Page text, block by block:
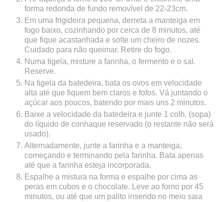
forma redonda de fundo removível de 22-23cm.
Em uma frigideira pequena, derreta a manteiga em
fogo baixo, cozinhando por cerca de 8 minutos, até
que fique acastanhada e solte um cheiro de nozes.
Cuidado para não queimar. Retire do fogo.
Numa tigela, misture a farinha, o fermento e o sal.
Reserve.
Na tigela da batedeira, bata os ovos em velocidade
alta até que fiquem bem claros e fofos. Vá juntando o
açúcar aos poucos, batendo por mais uns 2 minutos.
Baixe a velocidade da batedeira e junte 1 colh. (sopa)
do líquido de conhaque reservado (o restante não será
usado).
Alternadamente, junte a farinha e a manteiga,
começando e terminando pela farinha. Bata apenas
até que a farinha esteja incorporada.
Espalhe a mistura na forma e espalhe por cima as
peras em cubos e o chocolate. Leve ao forno por 45
minutos, ou até que um palito inserido no meio saia